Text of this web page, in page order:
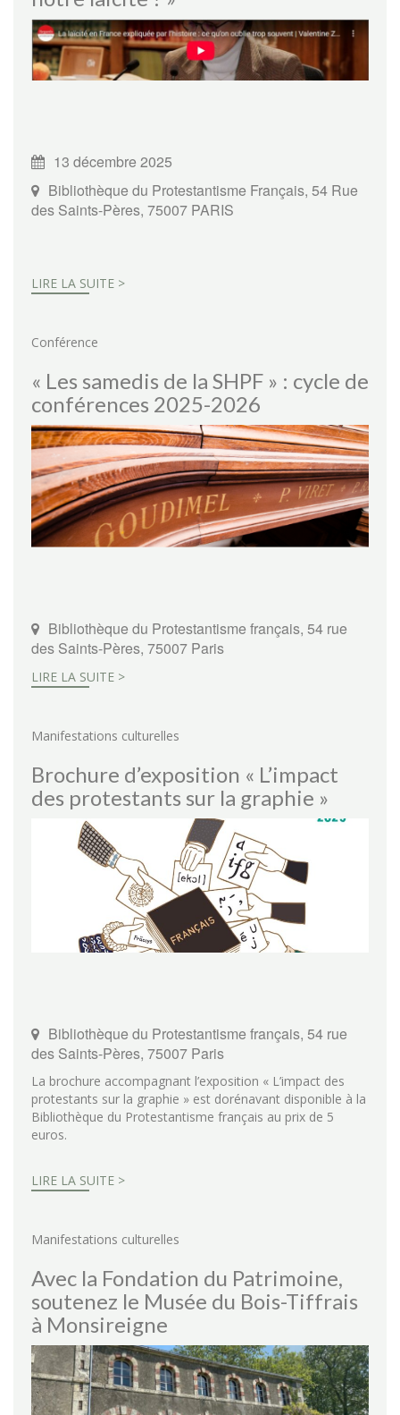
13 décembre 2025
Bibliothèque du Protestantisme Français, 54 Rue
des Saints-Pères, 75007 PARIS
LIRE LA SUITE >
Conférence
« Les samedis de la SHPF » : cycle de
conférences 2025-2026
Bibliothèque du Protestantisme français, 54 rue
des Saints-Pères, 75007 Paris
LIRE LA SUITE >
Manifestations culturelles
Brochure d’exposition « L’impact
des protestants sur la graphie »
Bibliothèque du Protestantisme français, 54 rue
des Saints-Pères, 75007 Paris
La brochure accompagnant l’exposition « L’impact des
protestants sur la graphie » est dorénavant disponible à la
Bibliothèque du Protestantisme français au prix de 5
euros.
LIRE LA SUITE >
Manifestations culturelles
Avec la Fondation du Patrimoine,
soutenez le Musée du Bois-Tiffrais
à Monsireigne